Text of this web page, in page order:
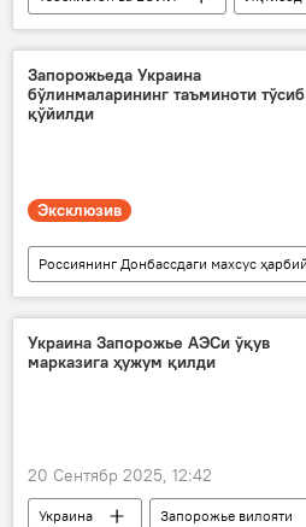
ЕИК
ислоҳотлар
Запорожьеда Украина
бўлинмаларининг таъминоти тўсиб
қўйилди
Эксклюзив
Россия
Украина
Запорожье вилояти
Украина Запорожье АЭСи ўқув
марказига ҳужум қилди
20 Сентябр 2025, 12:42
Украина
Запорожье вилояти